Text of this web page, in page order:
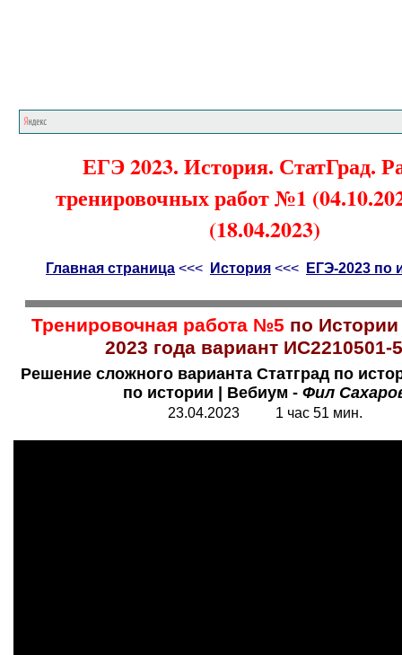
ЕГЭ 2023. История. СтатГрад.
тренировочных работ №1
(18.04.2023)
Главная страница <<< История <<< ЕГЭ-2023 по
Тренировочная работа №5 по
2023 года вариант ИС2210501-
Решение сложного варианта Статград по
по истории | Вебиум - Фил
23.04.2023 1 час 51 мин.